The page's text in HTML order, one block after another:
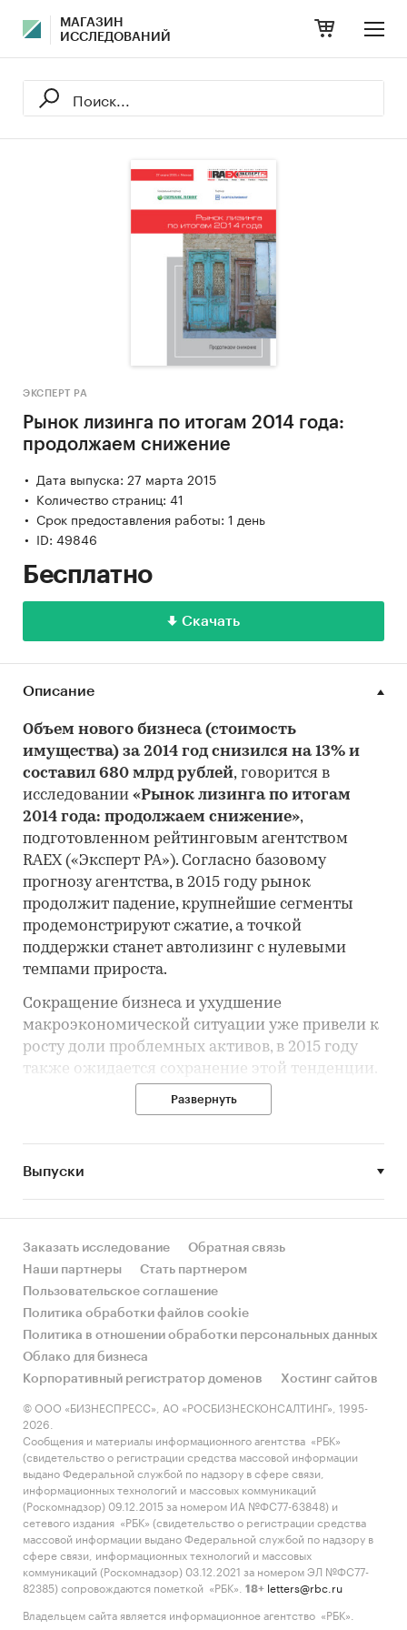
МАГАЗИН
ИССЛЕДОВАНИЙ
ЭКСПЕРТ РА
Рынок лизинга по итогам 2014 года:
продолжаем снижение
Дата выпуска: 27 марта 2015
Количество страниц: 41
Срок предоставления работы: 1 день
ID: 49846
Бесплатно
Скачать
Описание
Объем нового бизнеса (стоимость
имущества) за 2014 год снизился на 13% и
составил 680 млрд рублей, говорится в
исследовании «Рынок лизинга по итогам
2014 года: продолжаем снижение»,
подготовленном рейтинговым агентством
RAEX («Эксперт РА»). Согласно базовому
прогнозу агентства, в 2015 году рынок
продолжит падение, крупнейшие сегменты
продемонстрируют сжатие, а точкой
поддержки станет автолизинг с нулевыми
темпами прироста.
Сокращение бизнеса и ухудшение
макроэкономической ситуации уже привели к
росту доли проблемных активов, в 2015 году
также ожидается сохранение этой тенденции.
сократилась на 23%
рублей, объем нового бизнеса снизился на 13%
и составил 680 млрд рублей.Рынок достиг
минимального объема с 2011 года
очередь, из-за сокращения крупнейших
сегментов – ж/д техники и авиатранспорта - на
40,2% и 44,3% соответственно. Кроме того,
давление на динамику рынка оказали
снижение доступности и рост стоимости
заемных средств, а также устойчивый рост
Аналитики RAEX («Эксперт РА») также
отмечают, чтодоля проблемных активов с
учетом вынужденных реструктуризаций на
рынке составляет не менее 10%.За 2014 год
доля проблемных активов выросла с 6% до 10%
в портфеле компаний, в 2015 году она может
достигнуть 14%, по оценке RAEX («Эксперт РА»).
На 01.01.2015 доля реструктурированных
Развернуть
Выпуски
Заказать исследование
Обратная связь
Наши партнеры
Стать партнером
Пользовательское соглашение
Политика обработки файлов cookie
Политика в отношении обработки персональных данных
Облако для бизнеса
Корпоративный регистратор доменов
Хостинг сайтов
© ООО «БИЗНЕСПРЕСС», АО «РОСБИЗНЕСКОНСАЛТИНГ», 1995-
2026.
Сообщения и материалы информационного агентства «РБК»
(свидетельство о регистрации средства массовой информации
выдано Федеральной службой по надзору в сфере связи,
информационных технологий и массовых коммуникаций
(Роскомнадзор) 09.12.2015 за номером ИА №ФС77-63848) и
сетевого издания «РБК» (свидетельство о регистрации средства
массовой информации выдано Федеральной службой по надзору в
сфере связи, информационных технологий и массовых
коммуникаций (Роскомнадзор) 03.12.2021 за номером ЭЛ №ФС77-
82385) сопровождаются пометкой «РБК».
18+ letters@rbc.ru
Владельцем сайта является информационное агентство «РБК».